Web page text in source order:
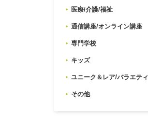
医療/介護/福祉
通信講座/オンライン講座
専門学校
キッズ
ユニーク＆レア/バラエティ
その他